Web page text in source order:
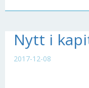
Nytt i
2017-12-08